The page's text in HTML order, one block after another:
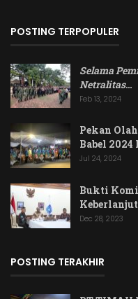
POSTING TERPOPULER
Selama
Netralitas…
Feb 13, 2024
Pekan
Babel 2024
Jul 24, 2024
Bukti
Dec 28, 2023
POSTING TERAKHIR